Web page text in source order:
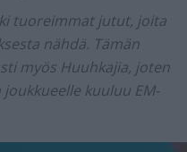
tuoreimmat jutut, joita
nähdä. Tämän
myös Huuhkajia, joten
kuuluu EM-